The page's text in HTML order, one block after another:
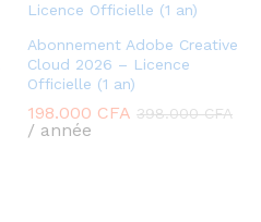
Abonnement Adobe Creative
Cloud 2026 – Licence
Officielle (1 an)
198.000 CFA 398.000CFA
/ année